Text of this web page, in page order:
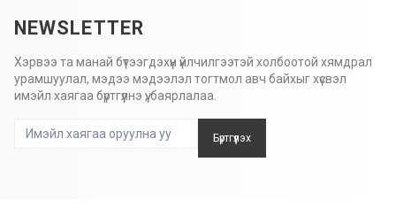
NEWSLETTER
Хэрвээ та манай бүтээгдэхүүн үйлчилгээтэй холбоотой хямдрал
урамшуулал, мэдээ мэдээлэл тогтмол авч байхыг хүсвэл
имэйл хаягаа бүртгүүлнэ үү, баярлалаа.
Бүртгүүлэх